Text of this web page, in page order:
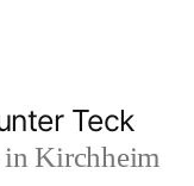
Teck
in Kirchheim